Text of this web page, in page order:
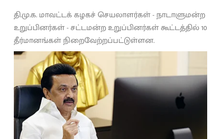
தி.மு.க. மாவட்டக் கழகச் செயலாளர்கள் - நாடாளுமன்ற
உறுப்பினர்கள் - சட்டமன்ற உறுப்பினர்கள் கூட்டத்தில் 10
தீர்மானங்கள் நிறைவேற்றப்பட்டுள்ளன.